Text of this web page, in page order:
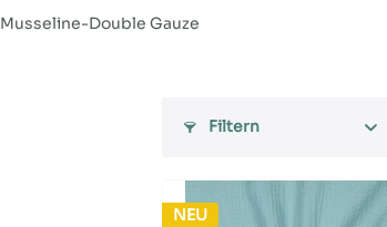
Musseline-Double Gauze
Filtern
NEU